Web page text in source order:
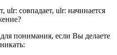
ulr: совпадает, ulr: начинается
понимания, если Вы делаете